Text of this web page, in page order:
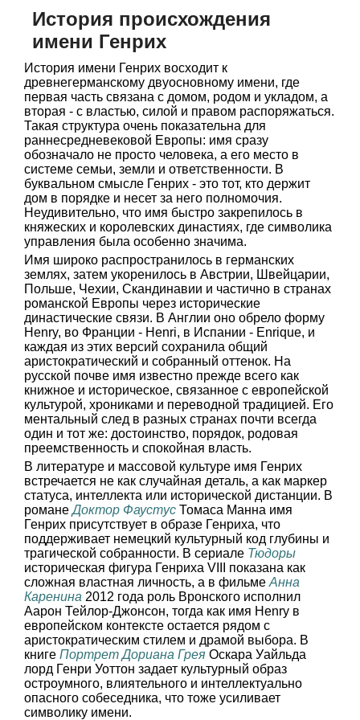
История происхождения
имени Генрих
История имени Генрих восходит к
древнегерманскому двуосновному имени, где
первая часть связана с домом, родом и укладом, а
вторая - с властью, силой и правом распоряжаться.
Такая структура очень показательна для
раннесредневековой Европы: имя сразу
обозначало не просто человека, а его место в
системе семьи, земли и ответственности. В
буквальном смысле Генрих - это тот, кто держит
дом в порядке и несет за него полномочия.
Неудивительно, что имя быстро закрепилось в
княжеских и королевских династиях, где символика
управления была особенно значима.
Имя широко распространилось в германских
землях, затем укоренилось в Австрии, Швейцарии,
Польше, Чехии, Скандинавии и частично в странах
романской Европы через исторические
династические связи. В Англии оно обрело форму
Henry, во Франции - Henri, в Испании - Enrique, и
каждая из этих версий сохранила общий
аристократический и собранный оттенок. На
русской почве имя известно прежде всего как
книжное и историческое, связанное с европейской
культурой, хрониками и переводной традицией. Его
ментальный след в разных странах почти всегда
один и тот же: достоинство, порядок, родовая
преемственность и спокойная власть.
В литературе и массовой культуре имя Генрих
встречается не как случайная деталь, а как маркер
статуса, интеллекта или исторической дистанции. В
романеДоктор Фаустус Томаса Манна имя
Генрих присутствует в образе Генриха, что
поддерживает немецкий культурный код глубины и
трагической собранности. В сериале Тюдоры
историческая фигура Генриха VIII показана как
сложная властная личность, а в фильме Анна
Каренина 2012 года роль Вронского исполнил
Аарон Тейлор-Джонсон, тогда как имя Henry в
европейском контексте остается рядом с
аристократическим стилем и драмой выбора. В
книге Портрет Дориана Грея Оскара Уайльда
лорд Генри Уоттон задает культурный образ
остроумного, влиятельного и интеллектуально
опасного собеседника, что тоже усиливает
символику имени.